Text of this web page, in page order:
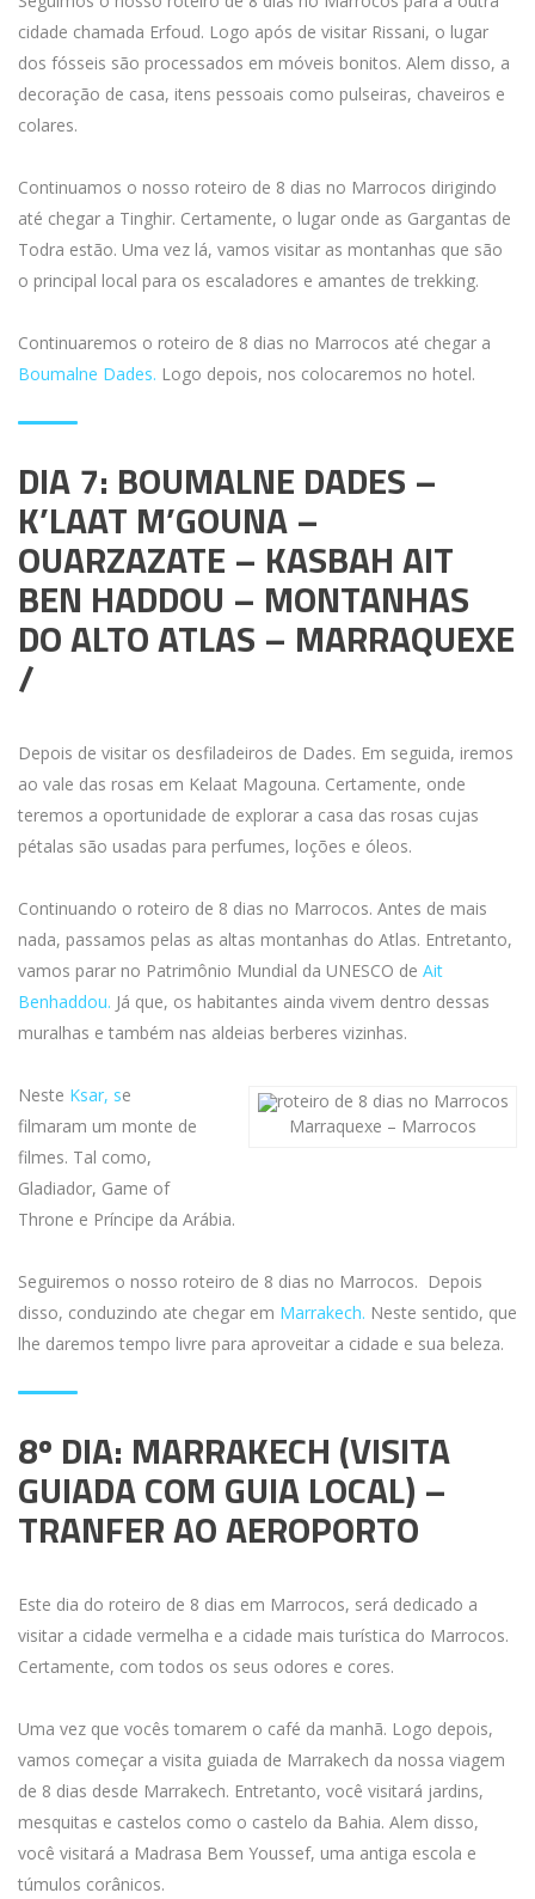
cidade chamada Erfoud. Logo após de visitar Rissani, o lugar
dos fósseis são processados ​​em móveis bonitos. Alem disso, a
decoração de casa, itens pessoais como pulseiras, chaveiros e
colares.
Continuamos o nosso roteiro de 8 dias no Marrocos dirigindo
até chegar a Tinghir. Certamente, o lugar onde as Gargantas de
Todra estão. Uma vez lá, vamos visitar as montanhas que são
o principal local para os escaladores e amantes de trekking.
Continuaremos o roteiro de 8 dias no Marrocos até chegar a
Boumalne Dades. Logo depois, nos colocaremos no hotel.
DIA 7: BOUMALNE DADES –
K’LAAT M’GOUNA –
OUARZAZATE – KASBAH AIT
BEN HADDOU – MONTANHAS
DO ALTO ATLAS – MARRAQUEXE
/
Depois de visitar os desfiladeiros de Dades. Em seguida, iremos
ao vale das rosas em Kelaat Magouna. Certamente, onde
teremos a oportunidade de explorar a casa das rosas cujas
pétalas são usadas para perfumes, loções e óleos.
Continuando o roteiro de 8 dias no Marrocos. Antes de mais
nada, passamos pelas as altas montanhas do Atlas. Entretanto,
vamos parar no Patrimônio Mundial da UNESCO de Ait
Benhaddou. Já que, os habitantes ainda vivem dentro dessas
muralhas e também nas aldeias berberes vizinhas.
Marraquexe – Marrocos
Neste Ksar, se
filmaram um monte de
filmes. Tal como,
Gladiador, Game of
Throne e Príncipe da Arábia.
Seguiremos o nosso roteiro de 8 dias no Marrocos. Depois
disso, conduzindo ate chegar em Marrakech. Neste sentido, que
lhe daremos tempo livre para aproveitar a cidade e sua beleza.
8º DIA: MARRAKECH (VISITA
GUIADA COM GUIA LOCAL) –
TRANFER AO AEROPORTO
Este dia do roteiro de 8 dias em Marrocos, será dedicado a
visitar a cidade vermelha e a cidade mais turística do Marrocos.
Certamente, com todos os seus odores e cores.
Uma vez que vocês tomarem o café da manhã. Logo depois,
vamos começar a visita guiada de Marrakech da nossa viagem
de 8 dias desde Marrakech. Entretanto, você visitará jardins,
mesquitas e castelos como o castelo da Bahia. Alem disso,
você visitará a Madrasa Bem Youssef, uma antiga escola e
túmulos corânicos.